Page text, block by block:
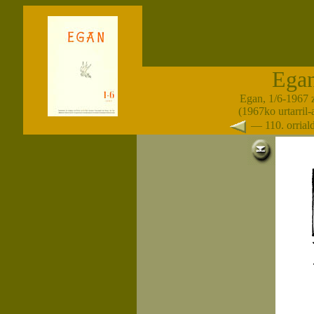
Egan, 1/6-1967
(1967ko urtarril-
— 110.